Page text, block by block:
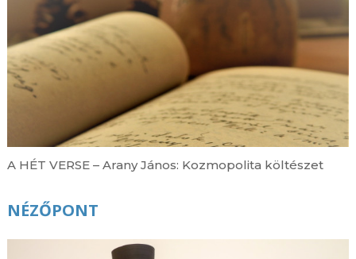
A HÉT VERSE – Arany János: Kozmopolita költészet
NÉZŐPONT